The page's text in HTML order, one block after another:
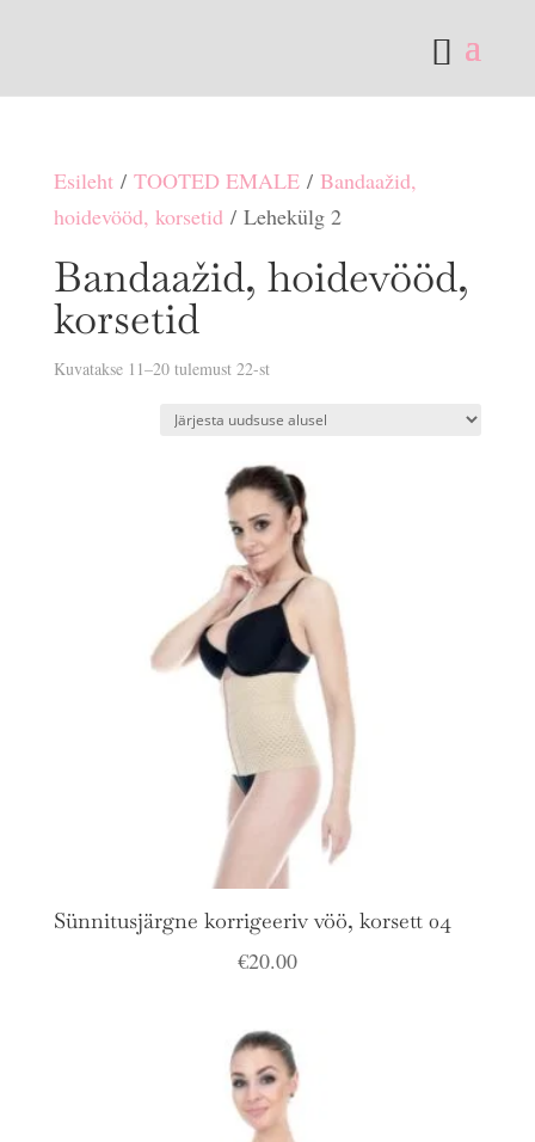
Esileht/ TOOTED EMALE/ Bandaažid,
hoidevööd, korsetid/ Lehekülg 2
Bandaažid, hoidevööd,
korsetid
Kuvatakse 11–20 tulemust 22-stSorditud
Sünnitusjärgne korrigeeriv vöö, korsett 04
€20.00